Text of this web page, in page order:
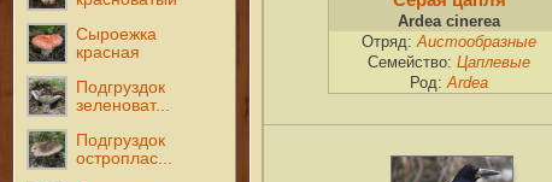
Сыроежка
красная
Подгруздок
зеленоват...
Подгруздок
остроплас...
Ardea cinerea
Отряд: Аистообразные
Семейство: Цаплевые
Род: Ardea